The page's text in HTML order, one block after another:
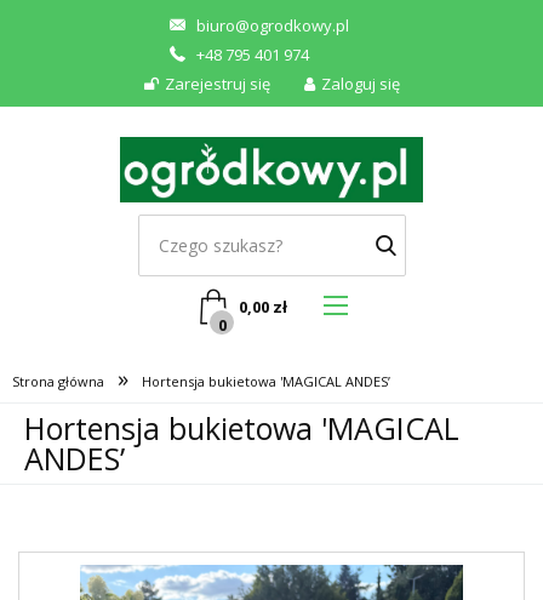
biuro@ogrodkowy.pl
+48 795 401 974
Zarejestruj się
Zaloguj się
0
0,00 zł
Strona główna » Hortensja bukietowa 'MAGICAL ANDES’
Hortensja bukietowa 'MAGICAL
ANDES’